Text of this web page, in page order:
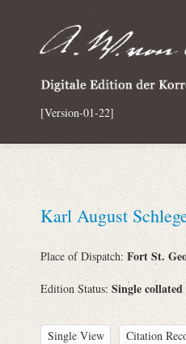
[Version-01-22]
Karl August
Place of Dispatch: Fort St.
Edition Status: Single
Single View Citation